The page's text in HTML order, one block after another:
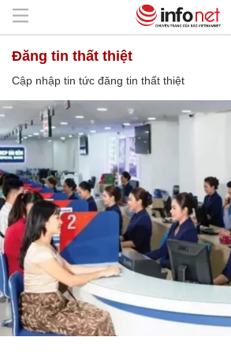
đăng tin thất thiệt
Cập nhập tin tức đăng tin thất thiệt